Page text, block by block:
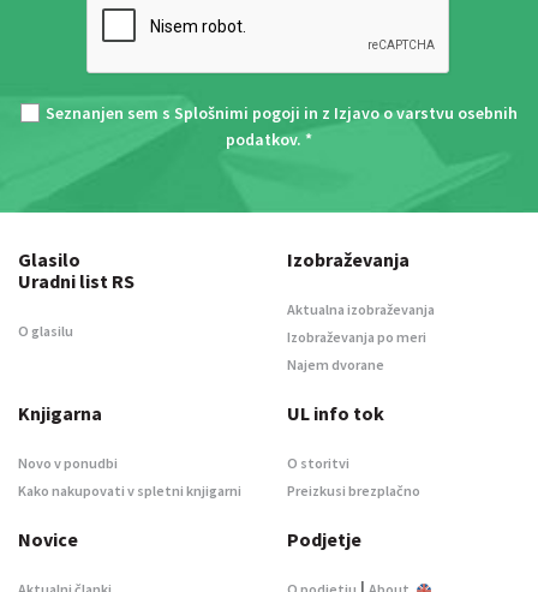
Seznanjen sem s Splošnimi pogoji in z Izjavo o varstvu osebnih
podatkov. *
Glasilo
Uradni list RS
O glasilu
Izobraževanja
Aktualna izobraževanja
Izobraževanja po meri
Najem dvorane
Knjigarna
Novo v ponudbi
Kako nakupovati v spletni knjigarni
UL info tok
O storitvi
Preizkusi brezplačno
Novice Podjetje